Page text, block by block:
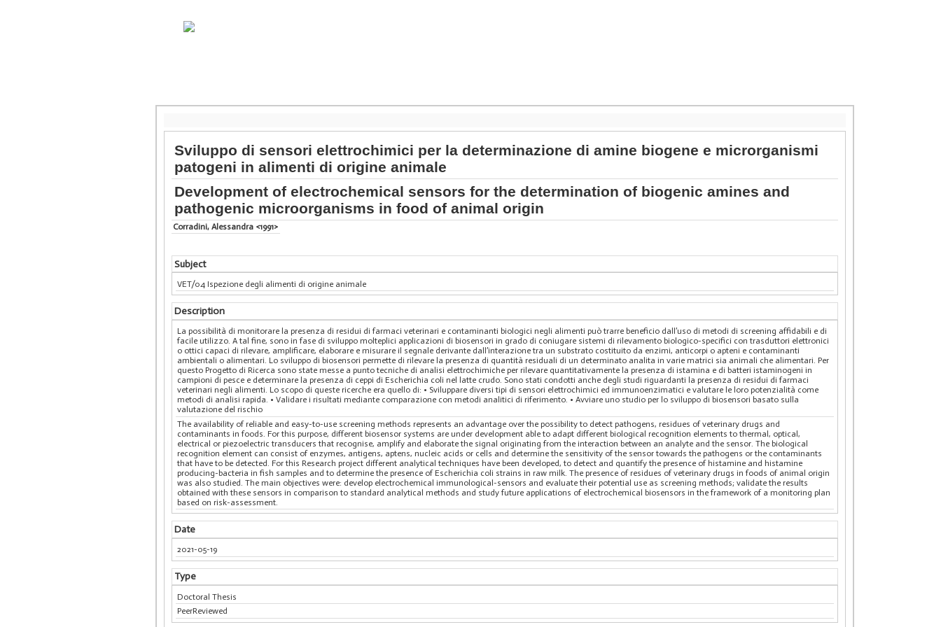
Sviluppo di sensori elettrochimici per la determinazione di amine biogene e microrganismi
patogeni in alimenti di origine animale
Development of electrochemical sensors for the determination of biogenic amines and
pathogenic microorganisms in food of animal origin
Corradini, Alessandra <1991>
Subject
VET/04 Ispezione degli alimenti di origine animale
Description
La possibilità di monitorare la presenza di residui di farmaci veterinari e contaminanti biologici negli alimenti può trarre beneficio dall’uso di metodi di screening affidabili e di
facile utilizzo. A tal fine, sono in fase di sviluppo molteplici applicazioni di biosensori in grado di coniugare sistemi di rilevamento biologico-specifici con trasduttori elettronici
o ottici capaci di rilevare, amplificare, elaborare e misurare il segnale derivante dall’interazione tra un substrato costituito da enzimi, anticorpi o apteni e contaminanti
ambientali o alimentari. Lo sviluppo di biosensori permette di rilevare la presenza di quantità residuali di un determinato analita in varie matrici sia animali che alimentari. Per
questo Progetto di Ricerca sono state messe a punto tecniche di analisi elettrochimiche per rilevare quantitativamente la presenza di istamina e di batteri istaminogeni in
campioni di pesce e determinare la presenza di ceppi di Escherichia coli nel latte crudo. Sono stati condotti anche degli studi riguardanti la presenza di residui di farmaci
veterinari negli alimenti. Lo scopo di queste ricerche era quello di: • Sviluppare diversi tipi di sensori elettrochimici ed immunoenzimatici e valutare le loro potenzialità come
metodi di analisi rapida. • Validare i risultati mediante comparazione con metodi analitici di riferimento. • Avviare uno studio per lo sviluppo di biosensori basato sulla
valutazione del rischio
The availability of reliable and easy-to-use screening methods represents an advantage over the possibility to detect pathogens, residues of veterinary drugs and
contaminants in foods. For this purpose, different biosensor systems are under development able to adapt different biological recognition elements to thermal, optical,
electrical or piezoelectric transducers that recognise, amplify and elaborate the signal originating from the interaction between an analyte and the sensor. The biological
recognition element can consist of enzymes, antigens, aptens, nucleic acids or cells and determine the sensitivity of the sensor towards the pathogens or the contaminants
that have to be detected. For this Research project different analytical techniques have been developed, to detect and quantify the presence of histamine and histamine
producing-bacteria in fish samples and to determine the presence of Escherichia coli strains in raw milk. The presence of residues of veterinary drugs in foods of animal origin
was also studied. The main objectives were: develop electrochemical immunological-sensors and evaluate their potential use as screening methods; validate the results
obtained with these sensors in comparison to standard analytical methods and study future applications of electrochemical biosensors in the framework of a monitoring plan
based on risk-assessment.
Date
2021-05-19
Type
Doctoral Thesis
PeerReviewed